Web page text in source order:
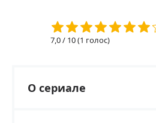
7,0/ 10 (1 голос)
О сериале